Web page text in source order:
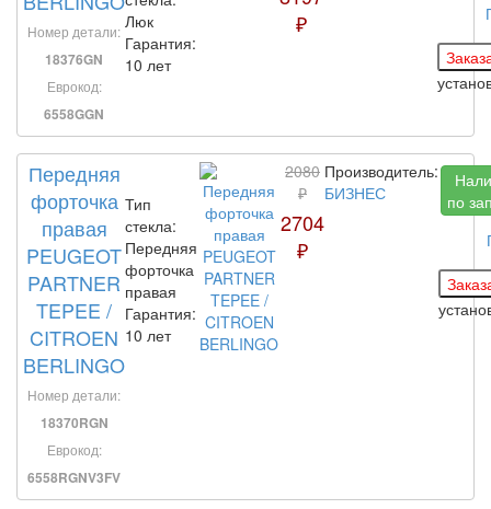
Номер детали:
18376GN
Еврокод:
6558GGN
Люк
Гарантия:
10 лет
₽
Передняя
форточка
правая
PEUGEOT
PARTNER
TEPEE /
CITROEN
BERLINGO
Номер детали:
18370RGN
Еврокод:
6558RGNV3FV
Тип
стекла:
Передняя
форточка
правая
Гарантия:
10 лет
2080
₽
2704
₽
Производитель:
БИЗНЕС
по